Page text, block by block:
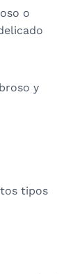
o
y
tipos